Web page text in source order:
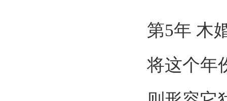
第5年 木
将这个年